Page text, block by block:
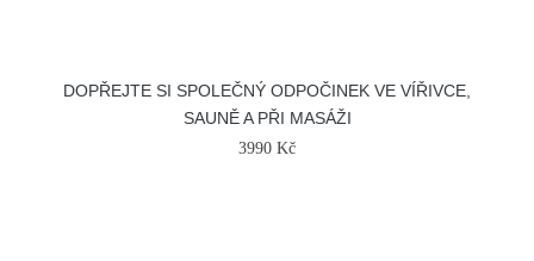
DOPŘEJTE SI SPOLEČNÝ ODPOČINEK VE VÍŘIVCE,
SAUNĚ A PŘI MASÁŽI
3990 Kč